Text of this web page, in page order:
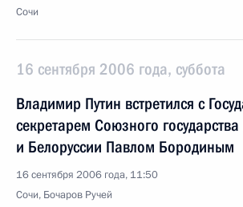
Сочи
16 сентября 2006 года, суббота
Владимир Путин встретился с
секретарем Союзного
и Белоруссии Павлом Бородиным
16 сентября 2006 года, 11:50
Сочи, Бочаров Ручей